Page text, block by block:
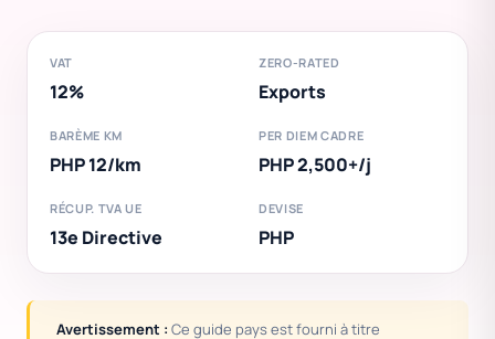
VAT
12%
ZERO-RATED
Exports
BARÈME KM
PHP 12/km
PER DIEM CADRE
PHP 2,500+/j
RÉCUP. TVA UE
13e Directive
DEVISE
PHP
Avertissement : Ce guide pays est fourni à titre